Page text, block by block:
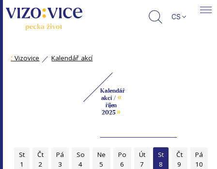
CS
: Vizovice Kalendář akcí
Kalendář
akcí / «
říjen
2025»
St
1
Čt
2
Pá
3
So
4
Ne
5
Po
6
Út
7
St
8
Čt
9
Pá
10